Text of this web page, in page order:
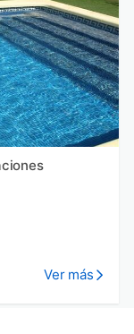
Ver más